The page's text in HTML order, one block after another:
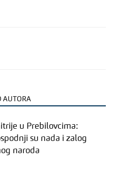
AUTORA
u Prebilovcima:
su nada i zalog
naroda